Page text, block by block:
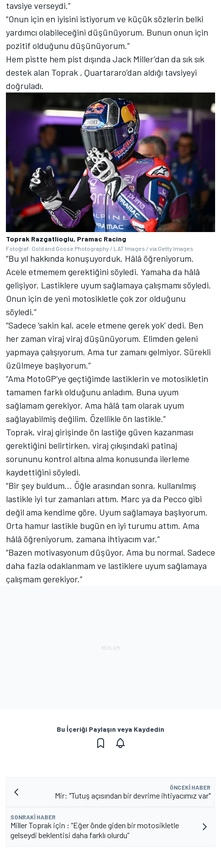
tavsiye verseydi.”
“Onun için en iyisini istiyorum ve küçük sözlerin belki
yardımcı olabileceğini düşünüyorum. Bunun onun için
pozitif olduğunu düşünüyorum.”
Hem pistte hem pist dışında Jack Miller’dan da sık sık
destek alan Toprak , Quartararo’dan aldığı tavsiyeyi
doğruladı.
Toprak Razgatlioglu, Pramac Racing
Fotoğraf: Gold and Goose Photography / LAT Images / via Getty Images
“Bu yıl hakkında konuşuyorduk. Hâlâ öğreniyorum.
Acele etmemem gerektiğini söyledi. Yamaha da hâlâ
gelişiyor. Lastiklere uyum sağlamaya çalışmamı söyledi.
Onun için de yeni motosikletle çok zor olduğunu
söyledi.”
“Sadece ‘sakin kal, acele etmene gerek yok’ dedi. Ben
her zaman viraj viraj düşünüyorum. Elimden geleni
yapmaya çalışıyorum. Ama tur zamanı gelmiyor. Sürekli
üzülmeye başlıyorum.”
“Ama MotoGP’ye geçtiğimde lastiklerin ve motosikletin
tamamen farklı olduğunu anladım. Buna uyum
sağlamam gerekiyor. Ama hâlâ tam olarak uyum
sağlayabilmiş değilim. Özellikle ön lastikle.”
Toprak, viraj girişinde ön lastiğe güven kazanması
gerektiğini belirtirken, viraj çıkışındaki patinaj
sorununu kontrol altına alma konusunda ilerleme
kaydettiğini söyledi.
“Bir şey buldum… Öğle arasından sonra, kullanılmış
lastikle iyi tur zamanları attım. Marc ya da Pecco gibi
değil ama kendime göre. Uyum sağlamaya başlıyorum.
Orta hamur lastikle bugün en iyi turumu attım. Ama
hâlâ öğreniyorum, zamana ihtiyacım var.”
“Bazen motivasyonum düşüyor. Ama bu normal. Sadece
daha fazla odaklanmam ve lastiklere uyum sağlamaya
çalışmam gerekiyor.”
Bu İçeriği Paylaşın veya Kaydedin
ÖNCEKI HABER
Mir: "Tutuş açısından bir devrime ihtiyacımız var"
SONRAKI HABER
Miller Toprak için : “Eğer önde giden bir motosikletle
gelseydi beklentisi daha farklı olurdu”